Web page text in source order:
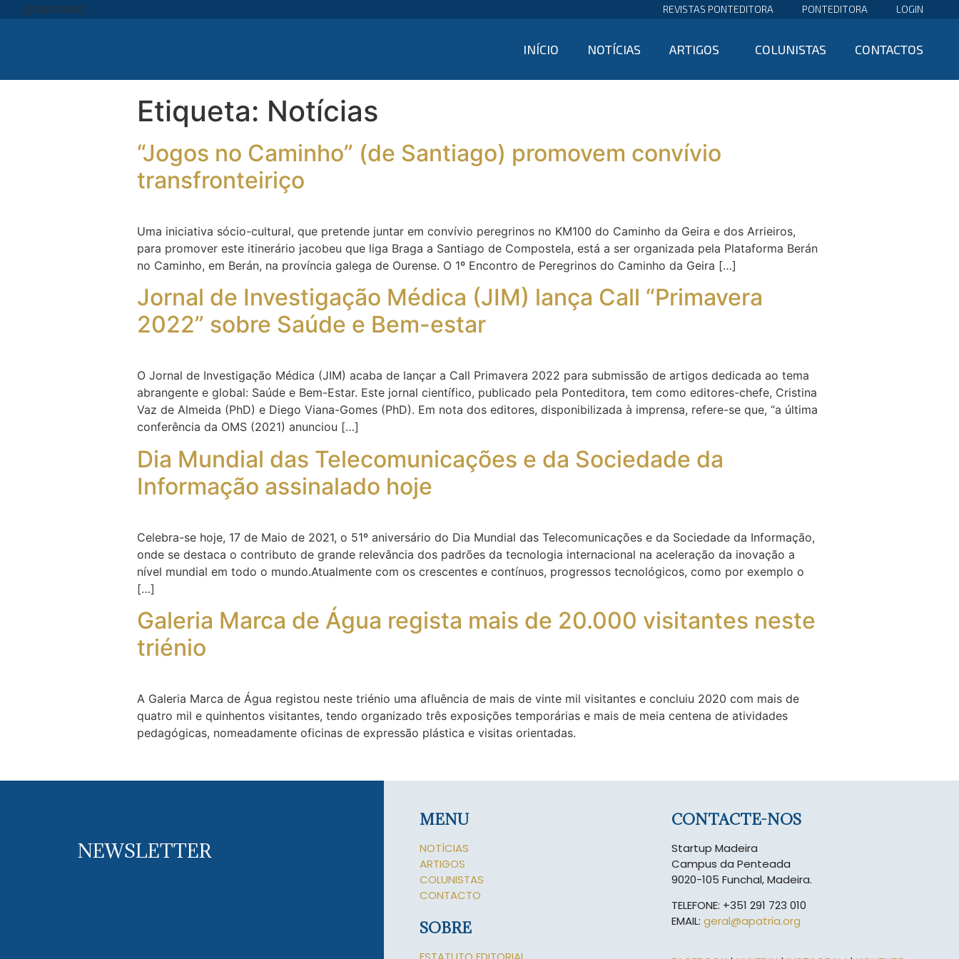
[gtranslate] REVISTAS PONTEDITORA PONTEDITORA LOGIN
INÍCIO NOTÍCIAS ARTIGOS COLUNISTAS CONTACTOS
Etiqueta: Notícias
“Jogos no Caminho” (de Santiago) promovem convívio
transfronteiriço
Uma iniciativa sócio-cultural, que pretende juntar em convívio peregrinos no KM100 do Caminho da Geira e dos Arrieiros,
para promover este itinerário jacobeu que liga Braga a Santiago de Compostela, está a ser organizada pela Plataforma Berán
no Caminho, em Berán, na província galega de Ourense. O 1º Encontro de Peregrinos do Caminho da Geira […]
Jornal de Investigação Médica (JIM) lança Call “Primavera
2022” sobre Saúde e Bem-estar
O Jornal de Investigação Médica (JIM) acaba de lançar a Call Primavera 2022 para submissão de artigos dedicada ao tema
abrangente e global: Saúde e Bem-Estar. Este jornal científico, publicado pela Ponteditora, tem como editores-chefe, Cristina
Vaz de Almeida (PhD) e Diego Viana-Gomes (PhD). Em nota dos editores, disponibilizada à imprensa, refere-se que, “a última
conferência da OMS (2021) anunciou […]
Dia Mundial das Telecomunicações e da Sociedade da
Informação assinalado hoje
Celebra-se hoje, 17 de Maio de 2021, o 51º aniversário do Dia Mundial das Telecomunicações e da Sociedade da Informação,
onde se destaca o contributo de grande relevância dos padrões da tecnologia internacional na aceleração da inovação a
nível mundial em todo o mundo.Atualmente com os crescentes e contínuos, progressos tecnológicos, como por exemplo o
[…]
Galeria Marca de Água regista mais de 20.000 visitantes neste
triénio
A Galeria Marca de Água registou neste triénio uma afluência de mais de vinte mil visitantes e concluiu 2020 com mais de
quatro mil e quinhentos visitantes, tendo organizado três exposições temporárias e mais de meia centena de atividades
pedagógicas, nomeadamente oficinas de expressão plástica e visitas orientadas.
NEWSLETTER
MENU
NOTÍCIAS
ARTIGOS
COLUNISTAS
CONTACTO
SOBRE
CONTACTE-NOS
Startup Madeira
Campus da Penteada
9020-105 Funchal, Madeira.
TELEFONE: +351 291 723 010
EMAIL: geral@apatria.org